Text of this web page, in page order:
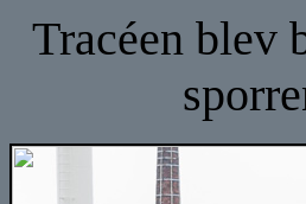
Tracéen blev